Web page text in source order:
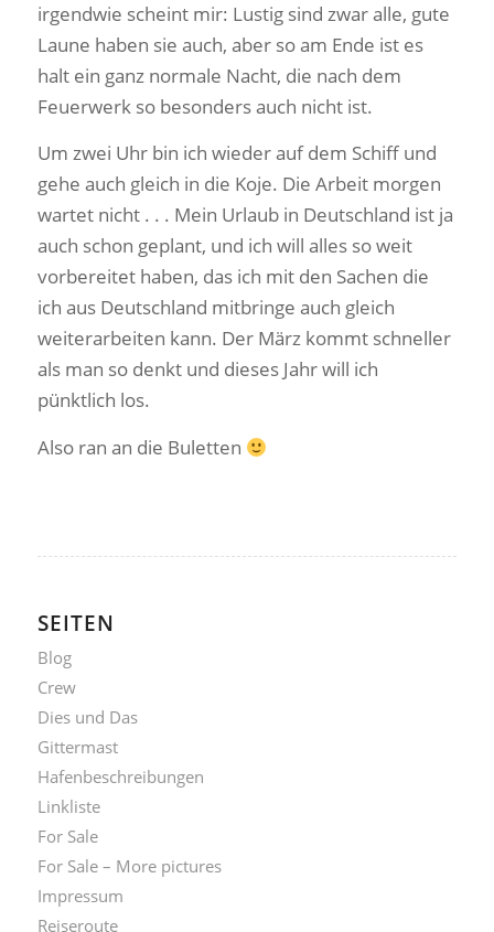
irgendwie scheint mir: Lustig sind zwar alle, gute
Laune haben sie auch, aber so am Ende ist es
halt ein ganz normale Nacht, die nach dem
Feuerwerk so besonders auch nicht ist.
Um zwei Uhr bin ich wieder auf dem Schiff und
gehe auch gleich in die Koje. Die Arbeit morgen
wartet nicht . . . Mein Urlaub in Deutschland ist ja
auch schon geplant, und ich will alles so weit
vorbereitet haben, das ich mit den Sachen die
ich aus Deutschland mitbringe auch gleich
weiterarbeiten kann. Der März kommt schneller
als man so denkt und dieses Jahr will ich
pünktlich los.
Also ran an die Buletten
SEITEN
Blog
Crew
Dies und Das
Gittermast
Hafenbeschreibungen
Linkliste
For Sale
For Sale – More pictures
Impressum
Reiseroute